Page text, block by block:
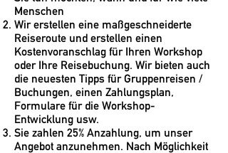
Menschen
Wir erstellen eine maßgeschneiderte
Reiseroute und erstellen einen
Kostenvoranschlag für Ihren Workshop
oder Ihre Reisebuchung. Wir bieten auch
die neuesten Tipps für Gruppenreisen /
Buchungen, einen Zahlungsplan,
Formulare für die Workshop-
Entwicklung usw.
Sie zahlen 25% Anzahlung, um unser
Angebot anzunehmen. Nach Möglichkeit